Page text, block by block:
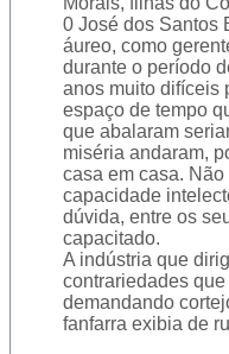
0 José dos Santos
áureo, como
durante o período
anos muito difíceis
espaço de tempo
que abalaram
miséria andaram,
casa em casa.
capacidade
dúvida, entre os
capacitado.
A indústria que
contrariedades
demandando
fanfarra exibia de